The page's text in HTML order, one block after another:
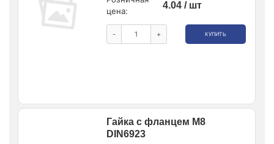
цена:
4.04 / шт
- + КУПИТЬ
Гайка с фланцем М8
DIN6923